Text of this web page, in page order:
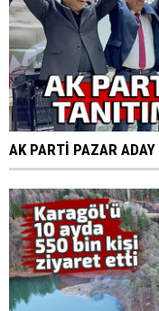
AK PARTİ PAZAR